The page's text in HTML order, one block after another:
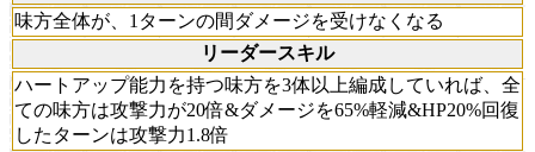
味方全体が、1ターンの間ダメージを受けなくなる
リーダースキル
ハートアップ能力を持つ味方を3体以上編成していれば、全
ての味方は攻撃力が20倍&ダメージを65%軽減&HP20%回復
したターンは攻撃力1.8倍